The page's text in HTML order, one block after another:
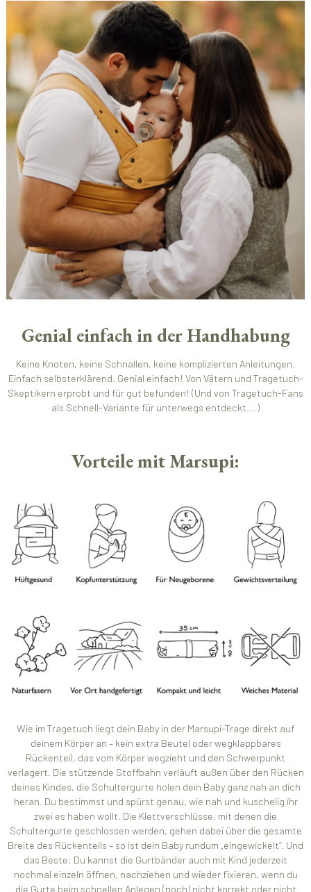
Genial einfach in der Handhabung
Keine Knoten, keine Schnallen, keine komplizierten Anleitungen.
Einfach selbsterklärend. Genial einfach! Von Vätern und Tragetuch-
Skeptikern erprobt und für gut befunden! (Und von Tragetuch-Fans
als Schnell-Variante für unterwegs entdeckt….)
Vorteile mit Marsupi:
Wie im Tragetuch liegt dein Baby in der Marsupi-Trage direkt auf
deinem Körper an – kein extra Beutel oder wegklappbares
Rückenteil, das vom Körper wegzieht und den Schwerpunkt
verlagert. Die stützende Stoffbahn verläuft außen über den Rücken
deines Kindes, die Schultergurte holen dein Baby ganz nah an dich
heran. Du bestimmst und spürst genau, wie nah und kuschelig ihr
zwei es haben wollt. Die Klettverschlüsse, mit denen die
Schultergurte geschlossen werden, gehen dabei über die gesamte
Breite des Rückenteils – so ist dein Baby rundum „eingewickelt“. Und
das Beste: Du kannst die Gurtbänder auch mit Kind jederzeit
nochmal einzeln öffnen, nachziehen und wieder fixieren, wenn du
die Gurte beim schnellen Anlegen (noch) nicht korrekt oder nicht